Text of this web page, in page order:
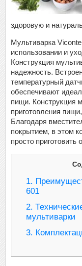
здоровую и
Мультиварка
использовании и
Конструкция
надежность.
температурный
обеспечивают
пищи. Конструкция
приготовления
Благодаря
покрытием, в этом
просто
1.
601
2.
мультиварки
3.